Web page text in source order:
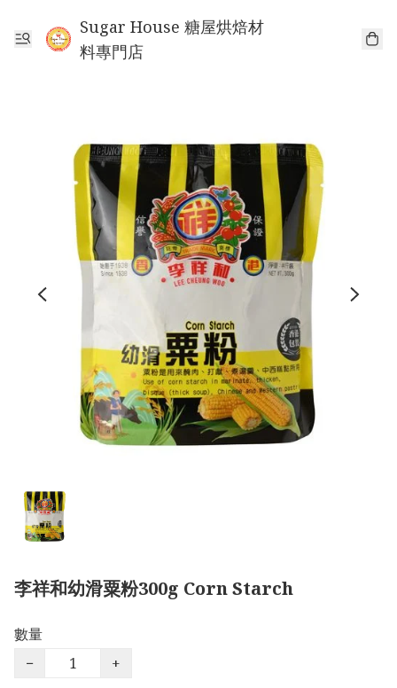
Sugar House 糖屋烘焙材
料專門店
李祥和幼滑粟粉300g Corn Starch
數量
−
+